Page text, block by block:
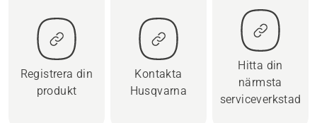
Registrera din
produkt
Kontakta
Husqvarna
Hitta din
närmsta
serviceverkstad